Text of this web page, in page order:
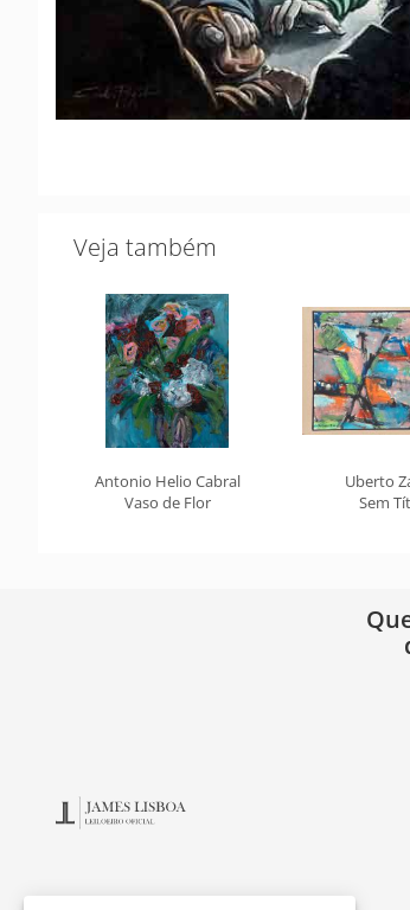
Veja também
Antonio Helio Cabral
Vaso de Flor
Uberto
Sem